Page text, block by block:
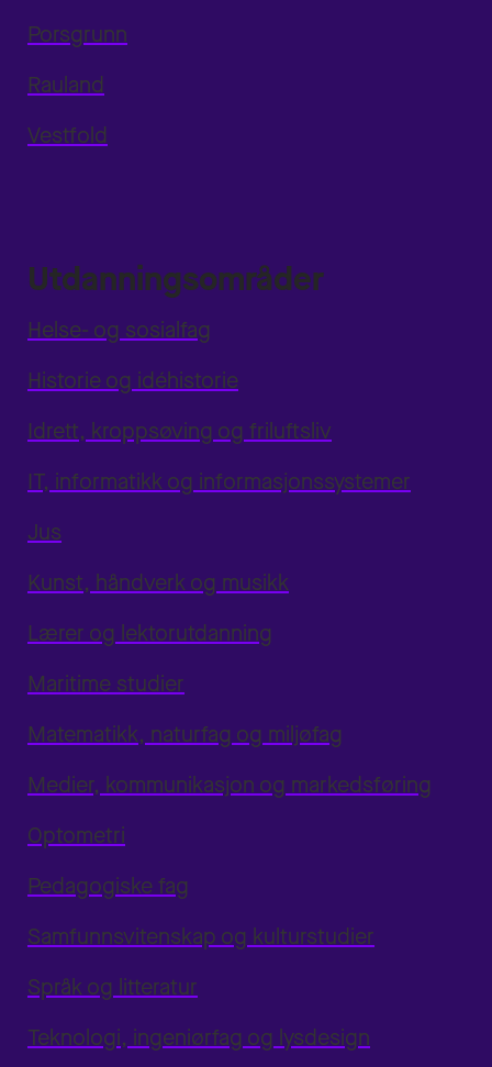
Porsgrunn
Rauland
Vestfold
Utdanningsområder
Helse- og sosialfag
Historie og idéhistorie
Idrett, kroppsøving og friluftsliv
IT, informatikk og informasjonssystemer
Jus
Kunst, håndverk og musikk
Lærer og lektorutdanning
Maritime studier
Matematikk, naturfag og miljøfag
Medier, kommunikasjon og markedsføring
Optometri
Pedagogiske fag
Samfunnsvitenskap og kulturstudier
Språk og litteratur
Teknologi, ingeniørfag og lysdesign